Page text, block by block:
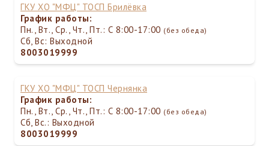
ГКУ ХО "МФЦ" ТОСП Брилёвка
График работы:
Пн., Вт., Ср., Чт., Пт.: С 8:00-17:00 (без обеда)
Сб, Вс: Выходной
8003019999
ГКУ ХО "МФЦ" ТОСП Чернянка
График работы:
Пн., Вт., Ср., Чт., Пт.: С 8:00-17:00 (без обеда)
Сб, Вс.: Выходной
8003019999